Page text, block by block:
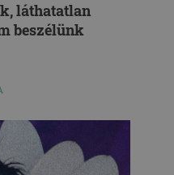
láthatatlan
beszélünk